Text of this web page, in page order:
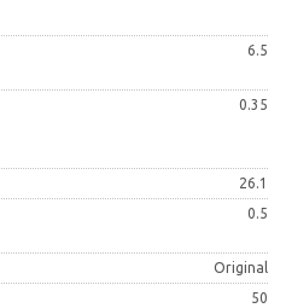
6.5
0.35
26.1
0.5
Original
50